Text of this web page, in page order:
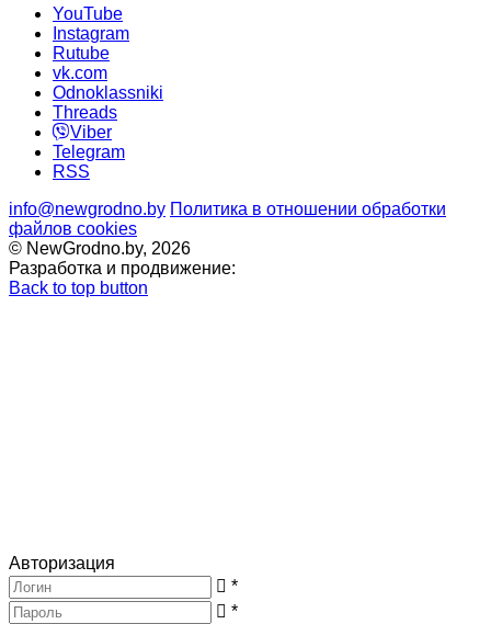
YouTube
Instagram
Rutube
vk.com
Odnoklassniki
Threads
Viber
Telegram
RSS
info@newgrodno.by Политика в отношении обработки
файлов cookies
© NewGrodno.by, 2026
Разработка и продвижение:
Back to top button
Авторизация
*
*